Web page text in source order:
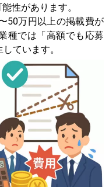
性があります。
50万円以上の掲載費が
種では「高額でも応募
ています。